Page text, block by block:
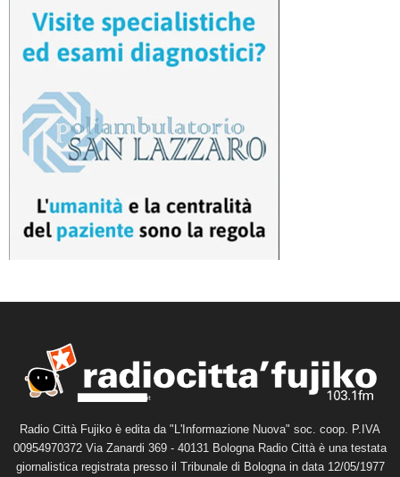
Radio Città Fujiko è edita da "L'Informazione Nuova" soc. coop. P.IVA
00954970372 Via Zanardi 369 - 40131 Bologna Radio Città è una testata
giornalistica registrata presso il Tribunale di Bologna in data 12/05/1977